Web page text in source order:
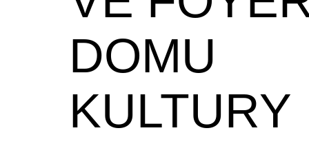
DOMU
KULTURY